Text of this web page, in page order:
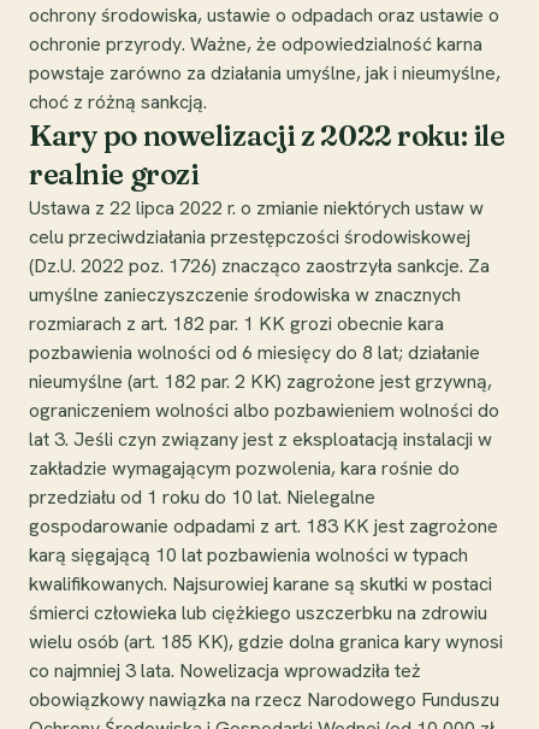
ochrony środowiska, ustawie o odpadach oraz ustawie o
ochronie przyrody. Ważne, że odpowiedzialność karna
powstaje zarówno za działania umyślne, jak i nieumyślne,
choć z różną sankcją.
Kary po nowelizacji z 2022 roku: ile
realnie grozi
Ustawa z 22 lipca 2022 r. o zmianie niektórych ustaw w
celu przeciwdziałania przestępczości środowiskowej
(Dz.U. 2022 poz. 1726) znacząco zaostrzyła sankcje. Za
umyślne zanieczyszczenie środowiska w znacznych
rozmiarach z art. 182 par. 1 KK grozi obecnie kara
pozbawienia wolności od 6 miesięcy do 8 lat; działanie
nieumyślne (art. 182 par. 2 KK) zagrożone jest grzywną,
ograniczeniem wolności albo pozbawieniem wolności do
lat 3. Jeśli czyn związany jest z eksploatacją instalacji w
zakładzie wymagającym pozwolenia, kara rośnie do
przedziału od 1 roku do 10 lat. Nielegalne
gospodarowanie odpadami z art. 183 KK jest zagrożone
karą sięgającą 10 lat pozbawienia wolności w typach
kwalifikowanych. Najsurowiej karane są skutki w postaci
śmierci człowieka lub ciężkiego uszczerbku na zdrowiu
wielu osób (art. 185 KK), gdzie dolna granica kary wynosi
co najmniej 3 lata. Nowelizacja wprowadziła też
obowiązkowy nawiązka na rzecz Narodowego Funduszu